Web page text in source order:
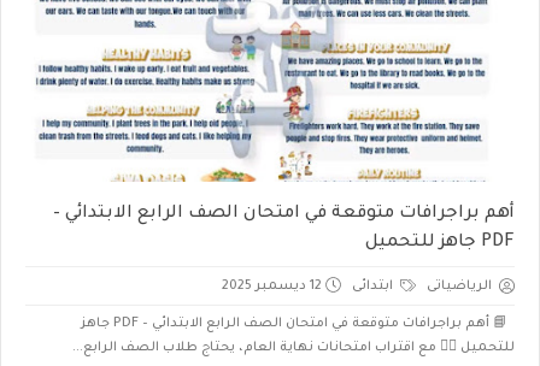
أهم براجرافات متوقعة في امتحان الصف الرابع الابتدائي –
PDF جاهز للتحميل
الرياضياتى ابتدائى 12 ديسمبر 2025
📘 أهم براجرافات متوقعة في امتحان الصف الرابع الابتدائي – PDF جاهز
للتحميل 💁‍♂️ مع اقتراب امتحانات نهاية العام، يحتاج طلاب الصف الرابع...